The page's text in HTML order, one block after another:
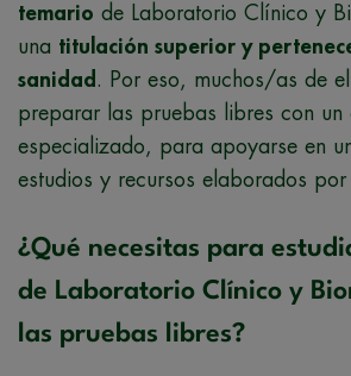
temario de Laboratorio Clínico y
una titulación superior y
sanidad
. Por eso, muchos/as de
preparar las pruebas libres con un
especializado, para apoyarse en
estudios y recursos elaborados
¿Qué necesitas para
de Laboratorio Clínico y
las pruebas libres?